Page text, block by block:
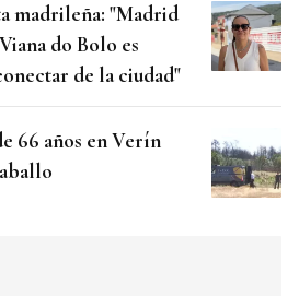
madrileña: "Madrid
do Bolo es
de la ciudad"
66 años en Verín